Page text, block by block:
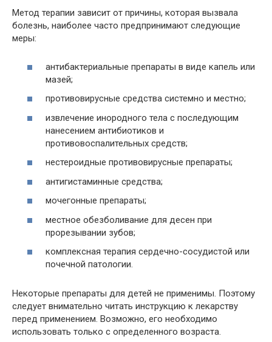
Метод терапии зависит от причины, которая вызвала
болезнь, наиболее часто предпринимают следующие
меры:
антибактериальные препараты в виде капель или
мазей;
противовирусные средства системно и местно;
извлечение инородного тела с последующим
нанесением антибиотиков и
противовоспалительных средств;
нестероидные противовирусные препараты;
антигистаминные средства;
мочегонные препараты;
местное обезболивание для десен при
прорезывании зубов;
комплексная терапия сердечно-сосудистой или
почечной патологии.
Некоторые препараты для детей не применимы. Поэтому
следует внимательно читать инструкцию к лекарству
перед применением. Возможно, его необходимо
использовать только с определенного возраста.